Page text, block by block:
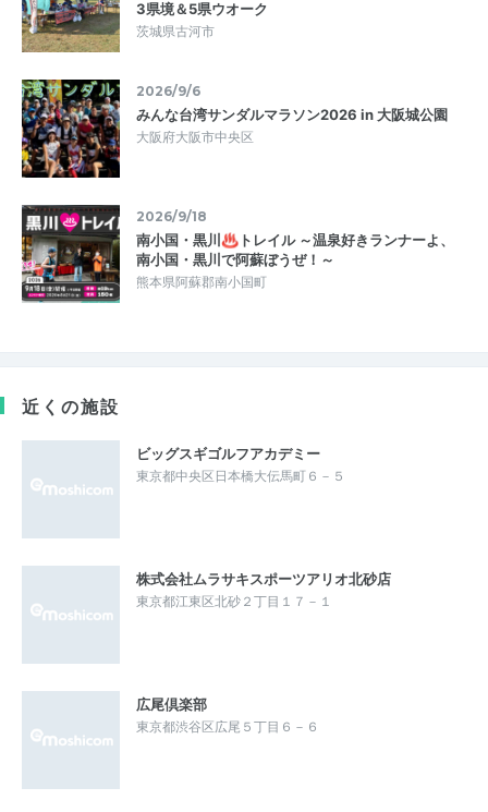
3県境＆5県ウオーク
茨城県古河市
2026/9/6
みんな台湾サンダルマラソン2026 in 大阪城公園
大阪府大阪市中央区
2026/9/18
南小国・黒川♨トレイル ～温泉好きランナーよ、
南小国・黒川で阿蘇ぼうぜ！～
熊本県阿蘇郡南小国町
近くの施設
ビッグスギゴルフアカデミー
東京都中央区日本橋大伝馬町６－５
株式会社ムラサキスポーツアリオ北砂店
東京都江東区北砂２丁目１７－１
広尾倶楽部
東京都渋谷区広尾５丁目６－６